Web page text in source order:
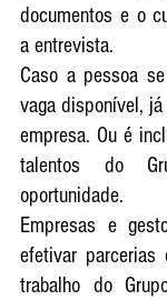
documentos e o
a entrevista.
Caso a pessoa
vaga disponível,
empresa. Ou é
talentos do
oportunidade.
Empresas e
efetivar parcerias
trabalho do